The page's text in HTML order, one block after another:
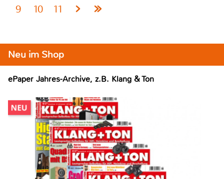
9
10 11
Neu im Shop
ePaper Jahres-Archive, z.B. Klang & Ton